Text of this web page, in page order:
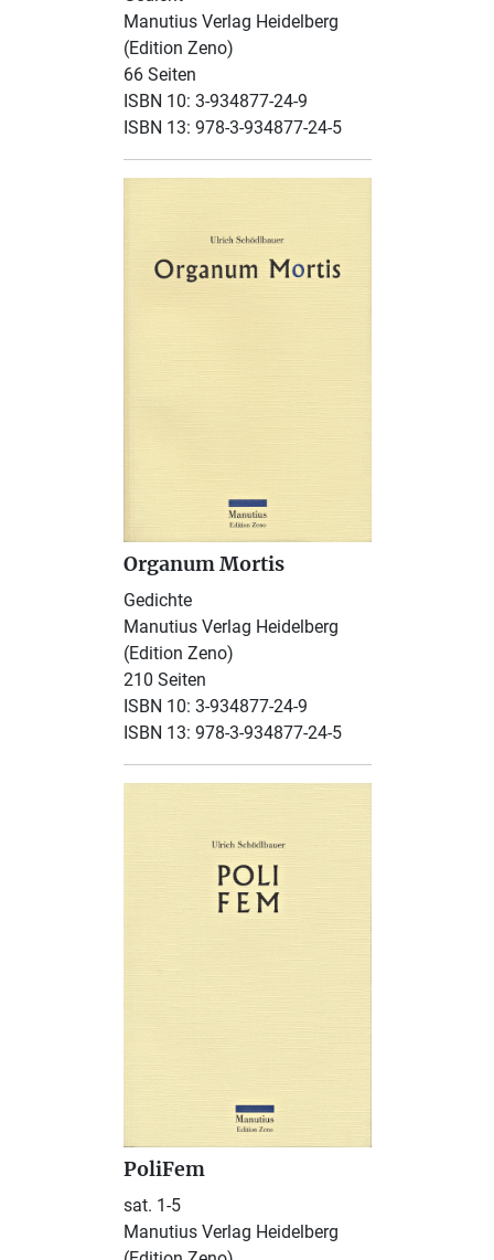
Manutius Verlag Heidelberg
(Edition Zeno)
66 Seiten
ISBN 10: 3-934877-24-9
ISBN 13: 978-3-934877-24-5
Organum Mortis
Gedichte
Manutius Verlag Heidelberg
(Edition Zeno)
210 Seiten
ISBN 10: 3-934877-24-9
ISBN 13: 978-3-934877-24-5
PoliFem
sat. 1-5
Manutius Verlag Heidelberg